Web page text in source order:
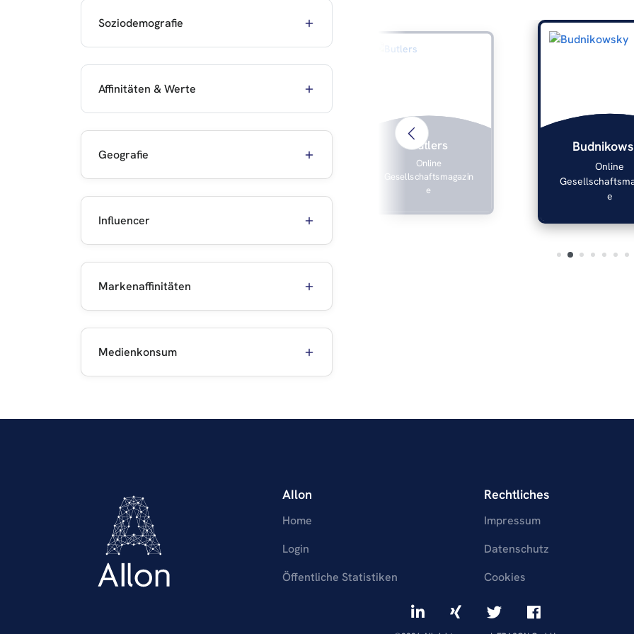
Soziodemografie
Affinitäten & Werte
Geografie
Influencer
Markenaffinitäten
Medienkonsum
Butlers
Online
Gesellschaftsmagazin
e
Online
e
AIlon
Home
Login
Öffentliche Statistiken
Rechtliches
Impressum
Datenschutz
Cookies